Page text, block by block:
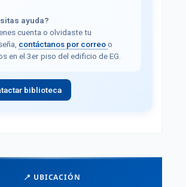
ayuda?
cuenta o olvidaste tu
contáctanos por correoo
en el 3er piso del edificio de EG.
biblioteca
📍 UBICACIÓN